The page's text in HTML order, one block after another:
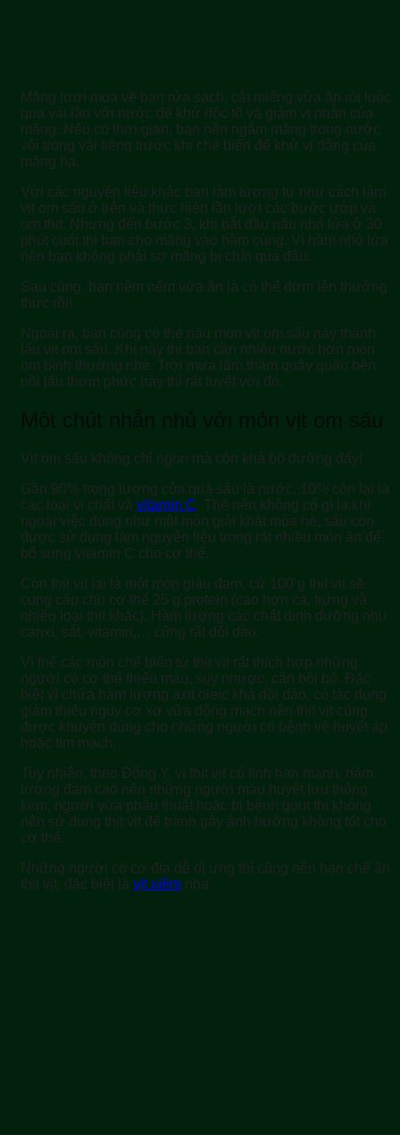
Măng tươi mua về bạn rửa sạch, cắt miếng vừa ăn rồi luộc
qua vài lần với nước để khử độc tố và giảm vị nhẫn của
măng. Nếu có thời gian, bạn nên ngâm măng trong nước
vôi trong vài tiếng trước khi chế biến để khử vị đắng của
măng ha.
Với các nguyên liệu khác bạn làm tương tự như cách làm
vịt om sấu ở trên và thực hiện lần lượt các bước ướp và
om thịt. Nhưng đến bước 3, khi bắt đầu nấu nhỏ lửa ở 30
phút cuối thì bạn cho măng vào hầm cùng. Vì hầm nhỏ lửa
nên bạn không phải sợ măng bị chín quá đâu.
Sau cùng, bạn nêm nếm vừa ăn là có thể đơm lên thưởng
thức rồi!
Ngoài ra, bạn cũng có thẻ nấu món vịt om sấu này thành
lẩu vịt om sấu. Khi này thì bạn cần nhiều nước hơn món
om bình thường nhé. Trời mưa lâm thâm quây quần bên
nồi lẩu thơm phức này thì rất tuyệt vời đó.
Một chút nhắn nhủ với món vịt om sấu
Vịt om sấu không chỉ ngon mà còn khá bổ dưỡng đấy!
Gần 90% trọng lượng của quả sấu là nước, 10% còn lại là
các loại vi chất và vitamin C. Thế nên không có gì lạ khi
ngoài việc dùng như một món giải khát mùa hè, sấu còn
được sử dụng làm nguyên liệu trong rất nhiều món ăn để
bổ sung vitamin C cho cơ thể.
Còn thịt vịt lại là một món giàu đạm, cứ 100 g thịt vịt sẽ
cung cấp cho cơ thể 25 g protein (cao hơn cá, trứng và
nhiều loại thịt khác). Hàm lượng các chất dinh dưỡng như
canxi, sắt, vitamin,… cũng rất dồi dào.
Vì thế các món chế biến từ thịt vịt rất thích hợp những
người có cơ thể thiếu máu, suy nhược, cần bồi bổ. Đặc
biệt vì chứa hàm lượng axit oleic khá dồi dào, có tác dụng
giảm thiểu nguy cơ xơ vữa động mạch nên thịt vịt cũng
được khuyên dùng cho những người có bệnh về huyết áp
hoặc tim mạch.
Tuy nhiên, theo Đông Y, vì thịt vịt có tính hàn mạnh, hàm
lượng đạm cao nên những người máu huyết lưu thông
kém, người vừa phẫu thuật hoặc bị bệnh gout thì không
nên sử dụng thịt vịt để tránh gây ảnh hưởng không tốt cho
cơ thể.
Những người có cơ địa dễ dị ứng thì cũng nên hạn chế ăn
thịt vịt, đặc biệt là vịt xiêm nha.